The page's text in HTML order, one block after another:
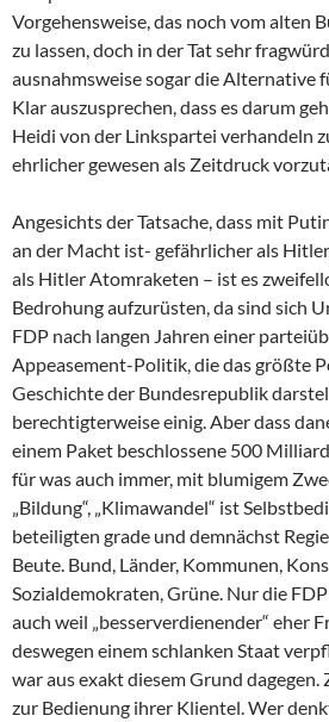
Vorgehensweise, das noch vom alten
zu lassen, doch in der Tat sehr
ausnahmsweise sogar die Alternative
Klar auszusprechen, dass es darum
Heidi von der Linkspartei verhandeln
ehrlicher gewesen als Zeitdruck
Angesichts der Tatsache, dass mit
an der Macht ist- gefährlicher als
als Hitler Atomraketen – ist es
Bedrohung aufzurüsten, da sind sich
FDP nach langen Jahren einer
Appeasement-Politik, die das größte
Geschichte der Bundesrepublik
berechtigterweise einig. Aber dass
einem Paket beschlossene 500
für was auch immer, mit blumigem
„Bildung“, „Klimawandel“ ist
beteiligten grade und demnächst
Beute. Bund, Länder, Kommunen,
Sozialdemokraten, Grüne. Nur die
auch weil „besserverdienender“ eher
deswegen einem schlanken Staat
war aus exakt diesem Grund
zur Bedienung ihrer Klientel. Wer